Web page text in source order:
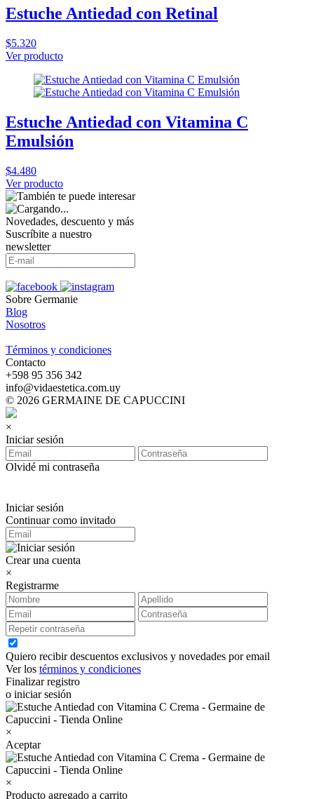
Estuche Antiedad con Retinal
$5.320
Ver producto
Estuche Antiedad con Vitamina C
Emulsión
$4.480
Ver producto
Novedades, descuento y más
Suscríbite a nuestro
newsletter
Sobre Germanie
Blog
Nosotros
Términos y condiciones
Contacto
‪+598 95 356 342‬
info@vidaestetica.com.uy
© 2026 GERMAINE DE CAPUCCINI
×
Iniciar sesión
Olvidé mi contraseña
Iniciar sesión
Continuar como invitado
Crear una cuenta
×
Registrarme
Quiero recibir descuentos exclusivos y novedades por email
Ver los términos y condiciones
Finalizar registro
o iniciar sesión
×
Aceptar
×
Producto agregado a carrito